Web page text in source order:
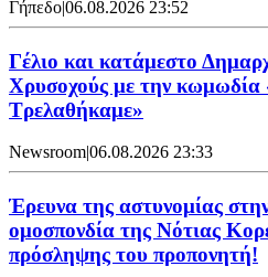
Γήπεδο|06.08.2026 23:52
Γέλιο και κατάμεστο
Χρυσοχούς με την
Τρελαθήκαμε»
Newsroom|06.08.2026 23:33
Έρευνα της αστυνομίας
ομοσπονδία της Νότιας
πρόσληψης του προπονητή!